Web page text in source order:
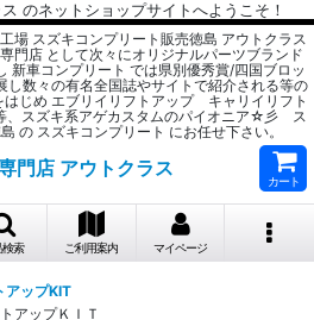
のネットショップサイトへようこそ！
場 スズキコンプリート販売徳島 アウトクラス
門店 として次々にオリジナルパーツブランド
新車コンプリート では県別優秀賞/四国ブロッ
し数々の有名全国誌やサイトで紹介される等の
じめ エブリイリフトアップ キャリイリフト
、スズキ系アゲカスタムのパイオニア☆彡 ス
の スズキコンプリート にお任せ下さい。
門店 アウトクラス
カート
検索 ご利用案内 マイページ
アップKIT
アップＫＩＴ